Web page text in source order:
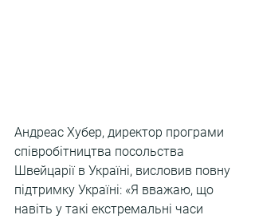
Андреас Хубер, директор програми
співробітництва посольства
Швейцарії в Україні, висловив повну
підтримку Україні: «Я вважаю, що
навіть у такі екстремальні часи